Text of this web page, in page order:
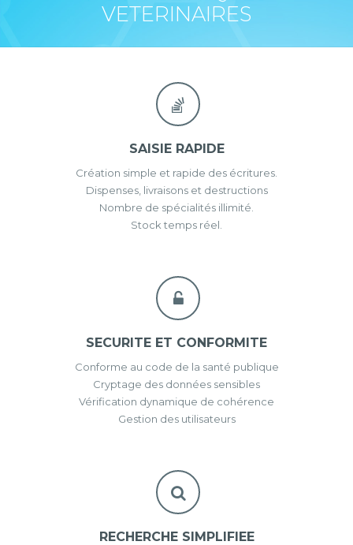
VETERINAIRES
SAISIE RAPIDE
Création simple et rapide des écritures.
Dispenses, livraisons et destructions
Nombre de spécialités illimité.
Stock temps réel.
SECURITE ET CONFORMITE
Conforme au code de la santé publique
Cryptage des données sensibles
Vérification dynamique de cohérence
Gestion des utilisateurs
RECHERCHE SIMPLIFIEE